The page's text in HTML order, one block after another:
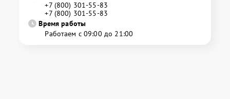
+7 (800) 301-55-83
+7 (800) 301-55-83
Время работы
Работаем с 09:00 до 21:00